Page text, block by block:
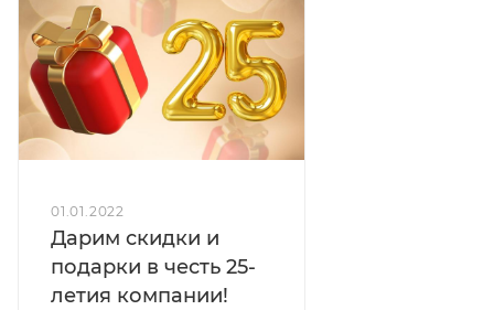
01.01.2022
Дарим скидки и
подарки в честь 25-
летия компании!